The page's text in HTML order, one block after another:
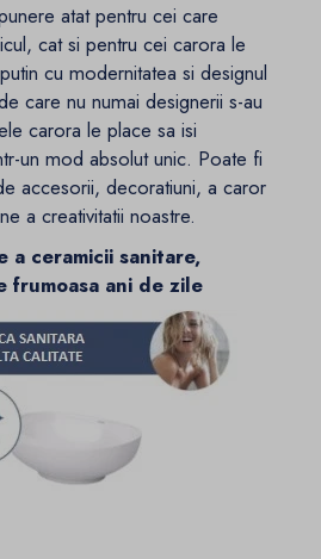
atat pentru cei care
cat si pentru cei carora le
cu modernitatea si designul
care nu numai designerii s-au
carora le place sa isi
un mod absolut unic. Poate fi
accesorii, decoratiuni, a caror
a creativitatii noastre.
a ceramicii sanitare,
frumoasa ani de zile